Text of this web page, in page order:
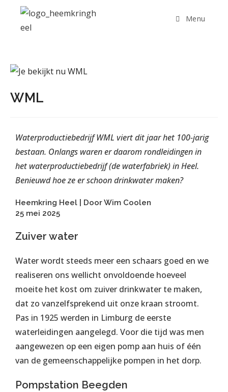
Menu
WML
Waterproductiebedrijf WML viert dit jaar het 100-jarig
bestaan. Onlangs waren er daarom rondleidingen in
het waterproductiebedrijf (de waterfabriek) in Heel.
Benieuwd hoe ze er schoon drinkwater maken?
Heemkring Heel | Door Wim Coolen
25 mei 2025
Zuiver water
Water wordt steeds meer een schaars goed en we
realiseren ons wellicht onvoldoende hoeveel
moeite het kost om zuiver drinkwater te maken,
dat zo vanzelfsprekend uit onze kraan stroomt.
Pas in 1925 werden in Limburg de eerste
waterleidingen aangelegd. Voor die tijd was men
aangewezen op een eigen pomp aan huis of één
van de gemeenschappelijke pompen in het dorp.
Pompstation Beegden